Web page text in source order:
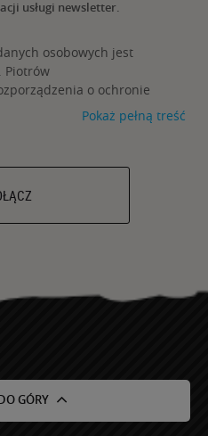
usługi newsletter.
osobowych jest
Piotrów
o ochronie
119, str. 1) informujemy, iż:
danych osobowych jest
61 72, adres email:
będą na
f) ww. Rozporządzenia, w
ograniczenia przetwarzania
wobec przetwarzania
skargi do organu
Pokaż pełną treść
GÓRY